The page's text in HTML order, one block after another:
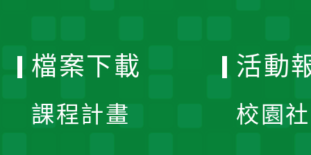
檔案下載
課程計畫
活動
校園